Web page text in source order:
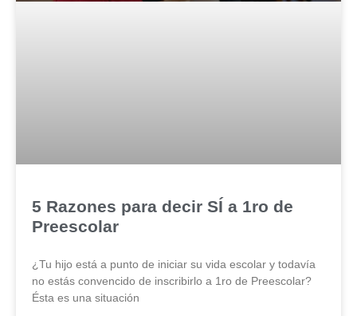
5 Razones para decir SÍ a 1ro de
Preescolar
¿Tu hijo está a punto de iniciar su vida escolar y todavía
no estás convencido de inscribirlo a 1ro de Preescolar?
Ésta es una situación